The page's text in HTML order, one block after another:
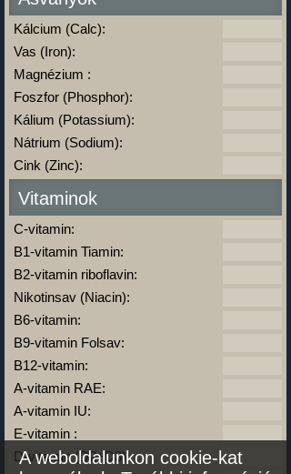
Kálcium (Calc):
Vas (Iron):
Magnézium :
Foszfor (Phosphor):
Kálium (Potassium):
Nátrium (Sodium):
Cink (Zinc):
Vitaminok
C-vitamin:
B1-vitamin Tiamin:
B2-vitamin riboflavin:
Nikotinsav (Niacin):
B6-vitamin:
B9-vitamin Folsav:
B12-vitamin:
A-vitamin RAE:
A-vitamin IU:
E-vitamin :
D-vitamin (D2+D3):
A weboldalunkon cookie-kat